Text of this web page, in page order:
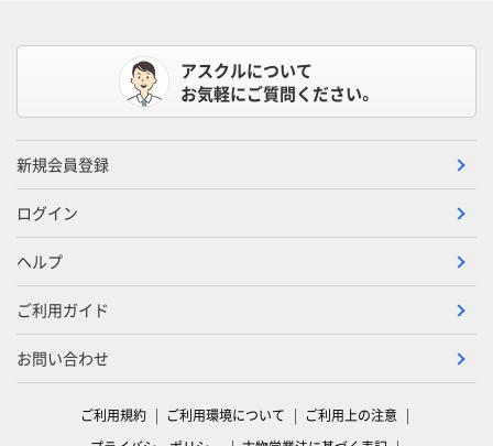
アスクルについて
お気軽にご質問ください。
新規会員登録
ログイン
ヘルプ
ご利用ガイド
お問い合わせ
ご利用規約 ご利用環境について
ご利用上の注意